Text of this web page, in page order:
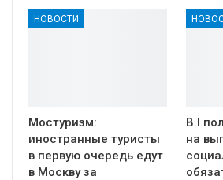
НОВОСТИ
Мостуризм:
иностранные туристы
в первую очередь едут
в Москву за
В I
на